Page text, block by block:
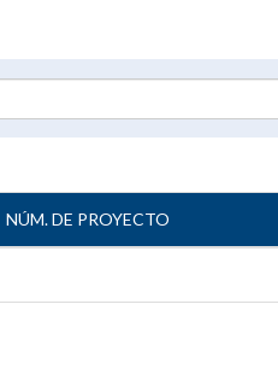
NÚM. DE PROYECTO